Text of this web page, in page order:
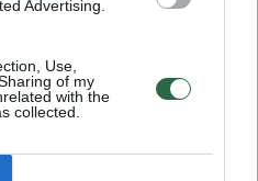
Advertising.
Use,
of my
with the
collected.
mūsų pagerbimo